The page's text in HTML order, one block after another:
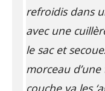
refroidis dans
avec une
le sac et
morceau
couche va les